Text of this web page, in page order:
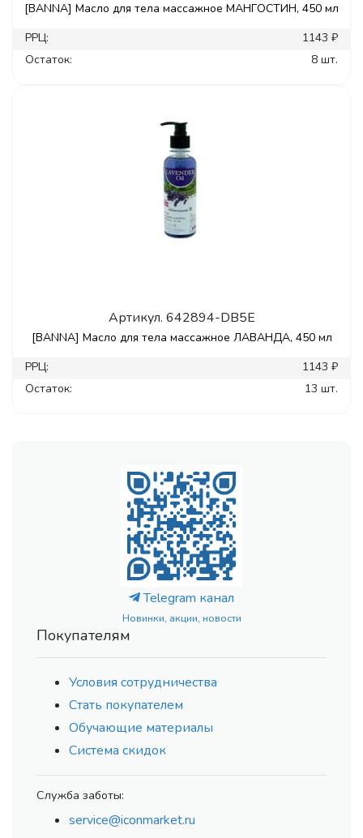
[BANNA] Масло для тела массажное МАНГОСТИН, 450 мл
РРЦ:
1143 ₽
Остаток:
8 шт.
Артикул. 642894-DB5E
[BANNA] Масло для тела массажное ЛАВАНДА, 450 мл
РРЦ:
1143 ₽
Остаток:
13 шт.
Telegram канал
Новинки, акции, новости
Покупателям
Условия сотрудничества
Стать покупателем
Обучающие материалы
Система скидок
Служба заботы:
service@iconmarket.ru